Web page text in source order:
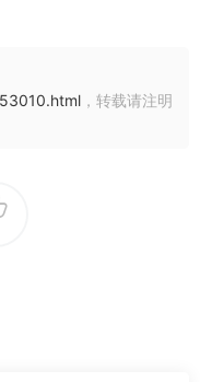
，转载请注明